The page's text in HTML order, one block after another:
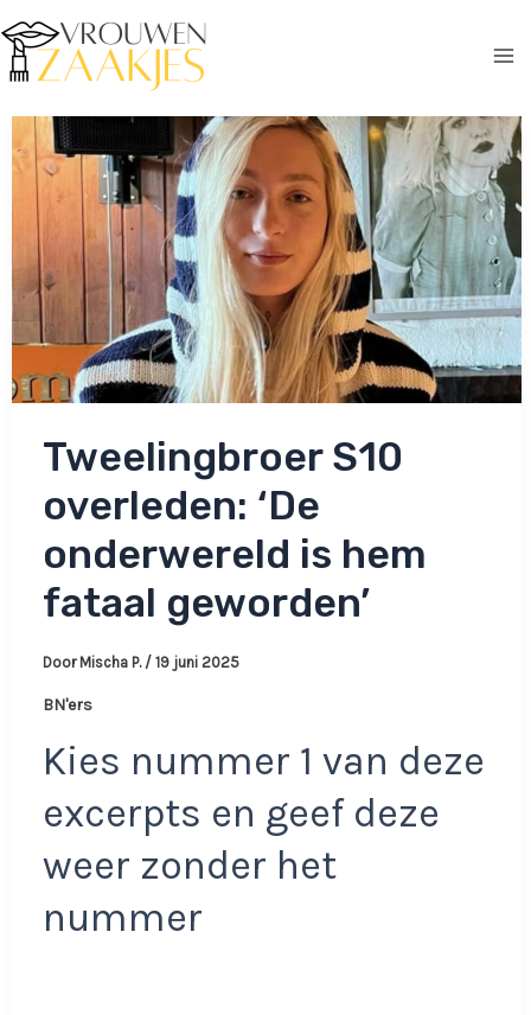
naar
de
Tweelingbroer S10
overleden: ‘De
onderwereld is hem
fataal geworden’
Door Mischa P. / 19 juni 2025
BN'ers
Kies nummer 1 van deze
excerpts en geef deze
weer zonder het
nummer